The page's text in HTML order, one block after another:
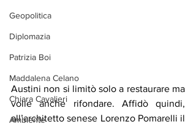
Geopolitica
Diplomazia
Patrizia Boi
Maddalena Celano
Chiara Cavalieri
Ambiente
Austini non si limitò solo a restaurare ma
volle anche rifondare. Affidò quindi,
all’architetto senese Lorenzo Pomarelli il